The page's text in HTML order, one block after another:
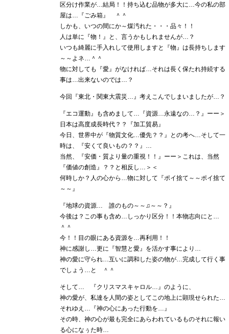
区分け作業が…結局！！持ち込む品物が多大に…今の私の部
屋は…『ごみ箱』 ＾＾
しかも、いつの間にか～煤汚れた・・・品々！！
人は単に『物！』と、言うかもしれませんが…？
いつも綺麗に手入れして使用しますと『物』は長持ちします
～～よネ…＾＾
物に対しても『愛』がなければ…それは長く保たれ持続する
事は…出来ないのでは…？
今回『東北・関東大震災…』考えこんでしまいましたが…？
『エコ運動』も含めまして…『資源…永遠なの…？』ーー＞
日本は高度成長時代？？『加工貿易』
今日、世界中が『物質文化…優先？？』との考へ…そして一
時は、『安くて良いもの？？』…
当然、『安価・質より量の重視！！』ーー＞これは、当然
『価値の創造』？？と相反し…＞＜
何時しか？人の心から…物に対して『ポイ捨て～～ポイ捨て
～～』
『地球の資源… 誰のもの～～♫～～？』
今後は？この事も含め…しっかり区分！！本物志向にと…
＾＾
今！！目の眼にある資源を…再利用！！
神に感謝し…更に『智慧と愛』を活かす事により…
神の愛に守られ…互いに調和した姿の物が…完成して行く事
でしょう…と ＾＾
そして… 『クリスマスキャロル…』のように、
神の愛が、私達を人間の姿としてこの地上に顕現せられた…
それゆえ…『神の心にあった行動を…』
その時、神の心が最も完全にあらわれているものそれに報い
る心になぅた時…